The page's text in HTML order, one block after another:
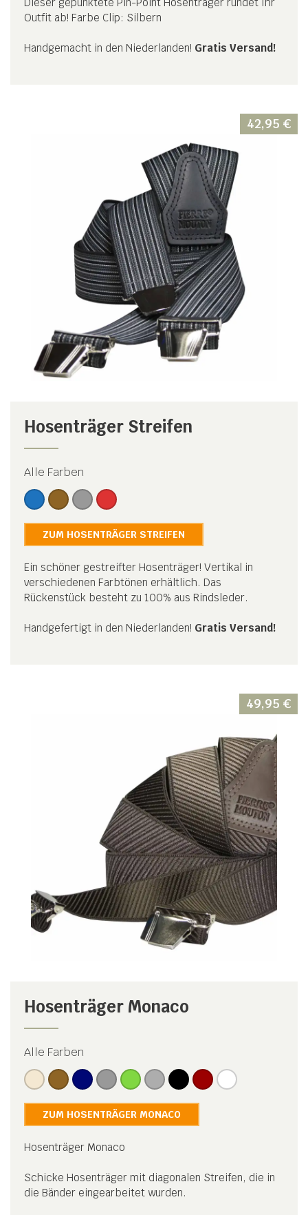
Outfit ab! Farbe Clip: Silbern
Handgemacht in den Niederlanden! Gratis Versand!
42,95 €
Hosenträger Streifen
Ein schöner gestreifter Hosenträger! Vertikal in
verschiedenen Farbtönen erhältlich. Das
Rückenstück besteht zu 100% aus Rindsleder.
Handgefertigt in den Niederlanden! Gratis Versand!
Alle Farben
ZUM HOSENTRÄGER STREIFEN
49,95 €
Hosenträger Monaco
Hosenträger Monaco
Schicke Hosenträger mit diagonalen Streifen, die in
die Bänder eingearbeitet wurden.
Alle Farben
ZUM HOSENTRÄGER MONACO